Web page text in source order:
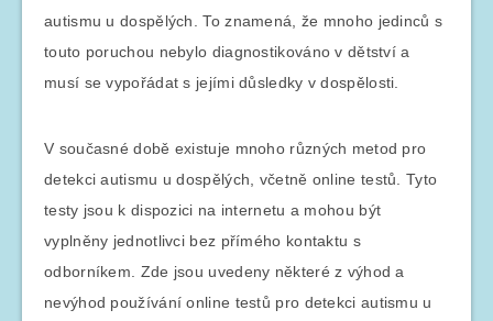
autismu u dospělých. To znamená, že mnoho jedinců s
touto poruchou nebylo diagnostikováno v dětství a
musí se vypořádat s jejími důsledky v dospělosti.
V současné době existuje mnoho různých metod pro
detekci autismu u dospělých, včetně online testů. Tyto
testy jsou k dispozici na internetu a mohou být
vyplněny jednotlivci bez přímého kontaktu s
odborníkem. Zde jsou uvedeny některé z výhod a
nevýhod používání online testů pro detekci autismu u